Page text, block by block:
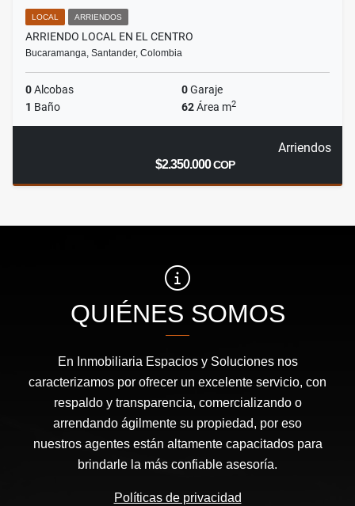
LOCAL ARRIENDOS
ARRIENDO LOCAL EN EL CENTRO
Bucaramanga, Santander, Colombia
0Alcobas 0Garaje
1 Baño 62Área m2
Arriendos
$2.350.000COP
QUIÉNES SOMOS
En Inmobiliaria Espacios y Soluciones nos
caracterizamos por ofrecer un excelente servicio, con
respaldo y transparencia, comercializando o
arrendando ágilmente su propiedad, por eso
nuestros agentes están altamente capacitados para
brindarle la más confiable asesoría.
Políticas de privacidad